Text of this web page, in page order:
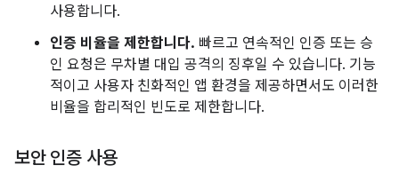
사용합니다.
인증 비율을 제한합니다. 빠르고 연속적인 인증 또는 승
인 요청은 무차별 대입 공격의 징후일 수 있습니다. 기능
적이고 사용자 친화적인 앱 환경을 제공하면서도 이러한
비율을 합리적인 빈도로 제한합니다.
보안 인증 사용